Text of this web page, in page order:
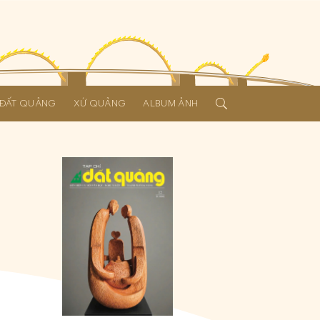
QUẢNG XỨ QUẢNG ALBUM ẢNH